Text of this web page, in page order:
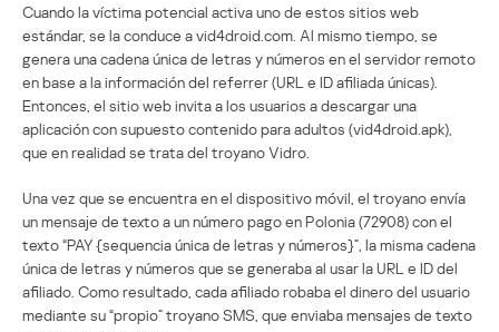
Cuando la víctima potencial activa uno de estos sitios web
estándar, se la conduce a vid4droid.com. Al mismo tiempo, se
genera una cadena única de letras y números en el servidor remoto
en base a la información del referrer (URL e ID afiliada únicas).
Entonces, el sitio web invita a los usuarios a descargar una
aplicación con supuesto contenido para adultos (vid4droid.apk),
que en realidad se trata del troyano Vidro.
Una vez que se encuentra en el dispositivo móvil, el troyano envía
un mensaje de texto a un número pago en Polonia (72908) con el
texto “PAY {sequencia única de letras y números}”, la misma cadena
única de letras y números que se generaba al usar la URL e ID del
afiliado. Como resultado, cada afiliado robaba el dinero del usuario
mediante su “propio” troyano SMS, que enviaba mensajes de texto